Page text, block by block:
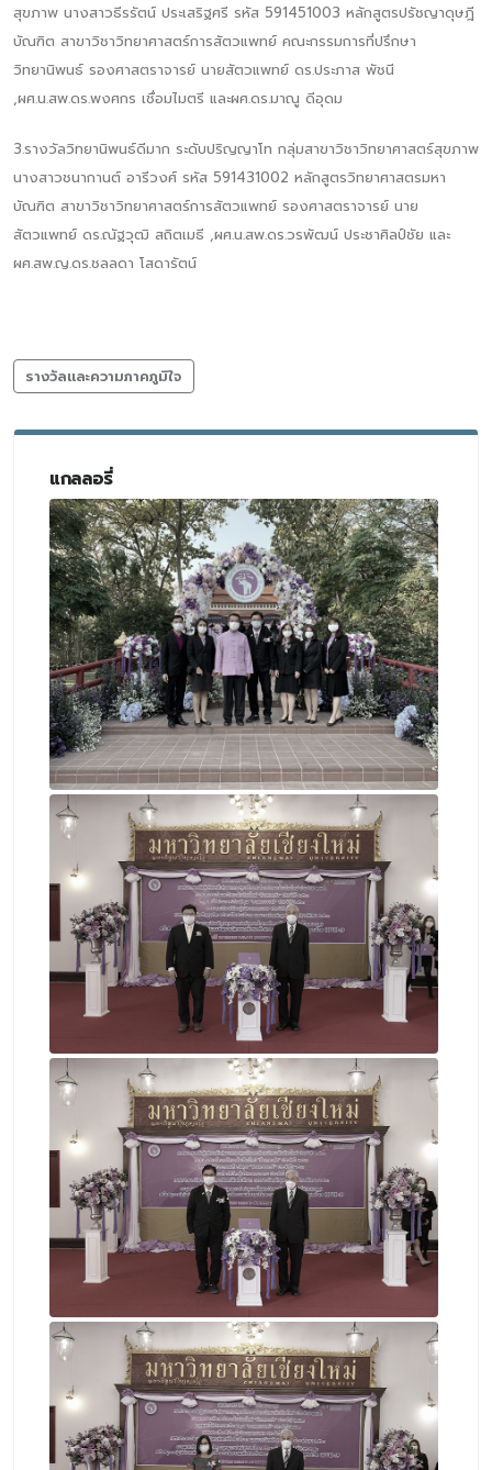
สุขภาพ นางสาวธีรรัตน์ ประเสริฐศรี รหัส 591451003 หลักสูตรปรัชญาดุษฎี
บัณฑิต สาขาวิชาวิทยาศาสตร์การสัตวแพทย์ คณะกรรมการที่ปรึกษา
วิทยานิพนธ์ รองศาสตราจารย์ นายสัตวแพทย์ ดร.ประภาส พัชนี
,ผศ.น.สพ.ดร.พงศกร เชื่อมไมตรี และผศ.ดร.มาณู ดีอุดม
3.รางวัลวิทยานิพนธ์ดีมาก ระดับปริญญาโท กลุ่มสาขาวิชาวิทยาศาสตร์สุขภาพ
นางสาวชนากานต์ อารีวงศ์ รหัส 591431002 หลักสูตรวิทยาศาสตรมหา
บัณฑิต สาขาวิชาวิทยาศาสตร์การสัตวแพทย์ รองศาสตราจารย์ นาย
สัตวแพทย์ ดร.ณัฐวุฒิ สถิตเมธี ,ผศ.น.สพ.ดร.วรพัฒน์ ประชาศิลป์ชัย และ
ผศ.สพ.ญ.ดร.ชลลดา โสดารัตน์
รางวัลและความภาคภูมิใจ
แกลลอรี่